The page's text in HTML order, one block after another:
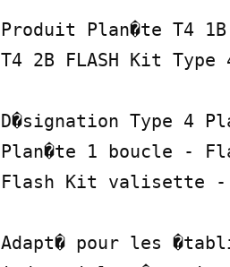
Produit Plan�te T4 1B
T4 2B FLASH Kit Type
D�signation Type 4
Plan�te 1 boucle -
Flash Kit valisette -
Adapt� pour les